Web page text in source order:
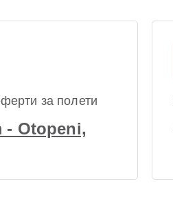
за полети
- Otopeni,